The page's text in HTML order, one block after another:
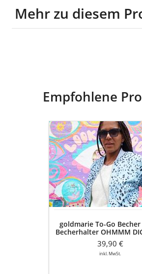
Mehr zu diesem
Empfohlene
goldmarie
To-
Go
Becher
mit
Becherhalter
OHMMM
DIGGA
-
Recycelt
-
goldmarie To-Go
Becherhalter OHMMM
JEANS Recycelt - blau
39,90 €
inkl. MwSt.